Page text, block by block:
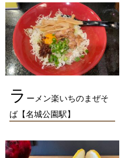
ラ ーメン楽いちのまぜそ
ば【名城公園駅】